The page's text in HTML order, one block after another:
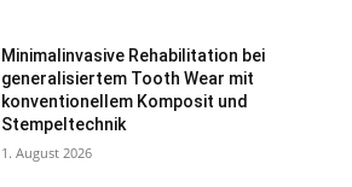
Minimalinvasive Rehabilitation bei
generalisiertem Tooth Wear mit
konventionellem Komposit und
Stempeltechnik
1. August 2026